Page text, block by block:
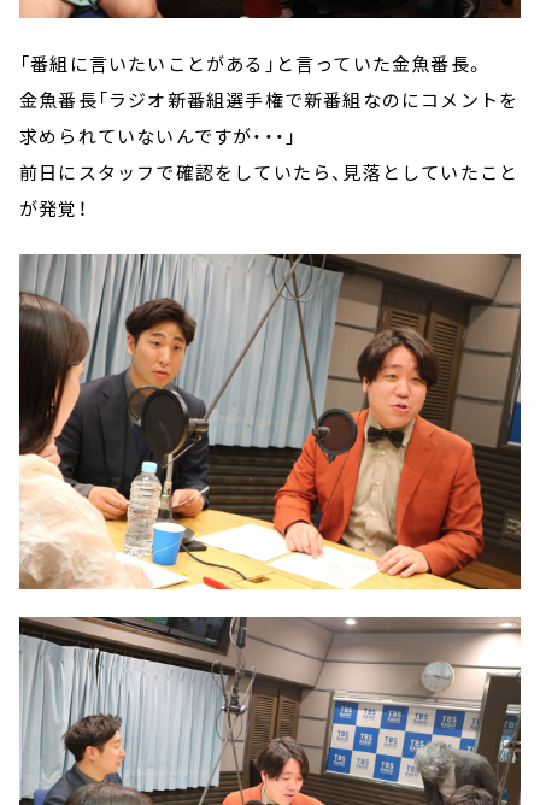
「番組に言いたいことがある」と言っていた金魚番長。
金魚番長「ラジオ新番組選手権で新番組なのにコメントを
求められていないんですが・・・」
前日にスタッフで確認をしていたら、見落としていたこと
が発覚！